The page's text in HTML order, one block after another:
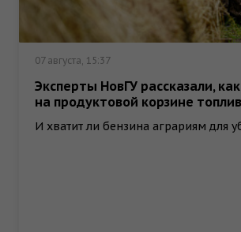
07 августа, 15:37
Эксперты НовГУ рассказали,
на продуктовой корзине
И хватит ли бензина аграриям для